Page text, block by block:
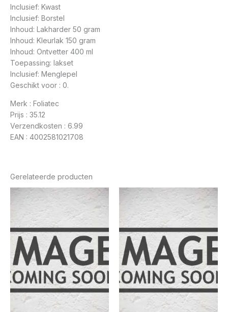
Inclusief: Kwast
Inclusief: Borstel
Inhoud: Lakharder 50 gram
Inhoud: Kleurlak 150 gram
Inhoud: Ontvetter 400 ml
Toepassing: lakset
Inclusief: Menglepel
Geschikt voor : 0.
Merk : Foliatec
Prijs : 35.12
Verzendkosten : 6.99
EAN : 4002581021708
Gerelateerde producten